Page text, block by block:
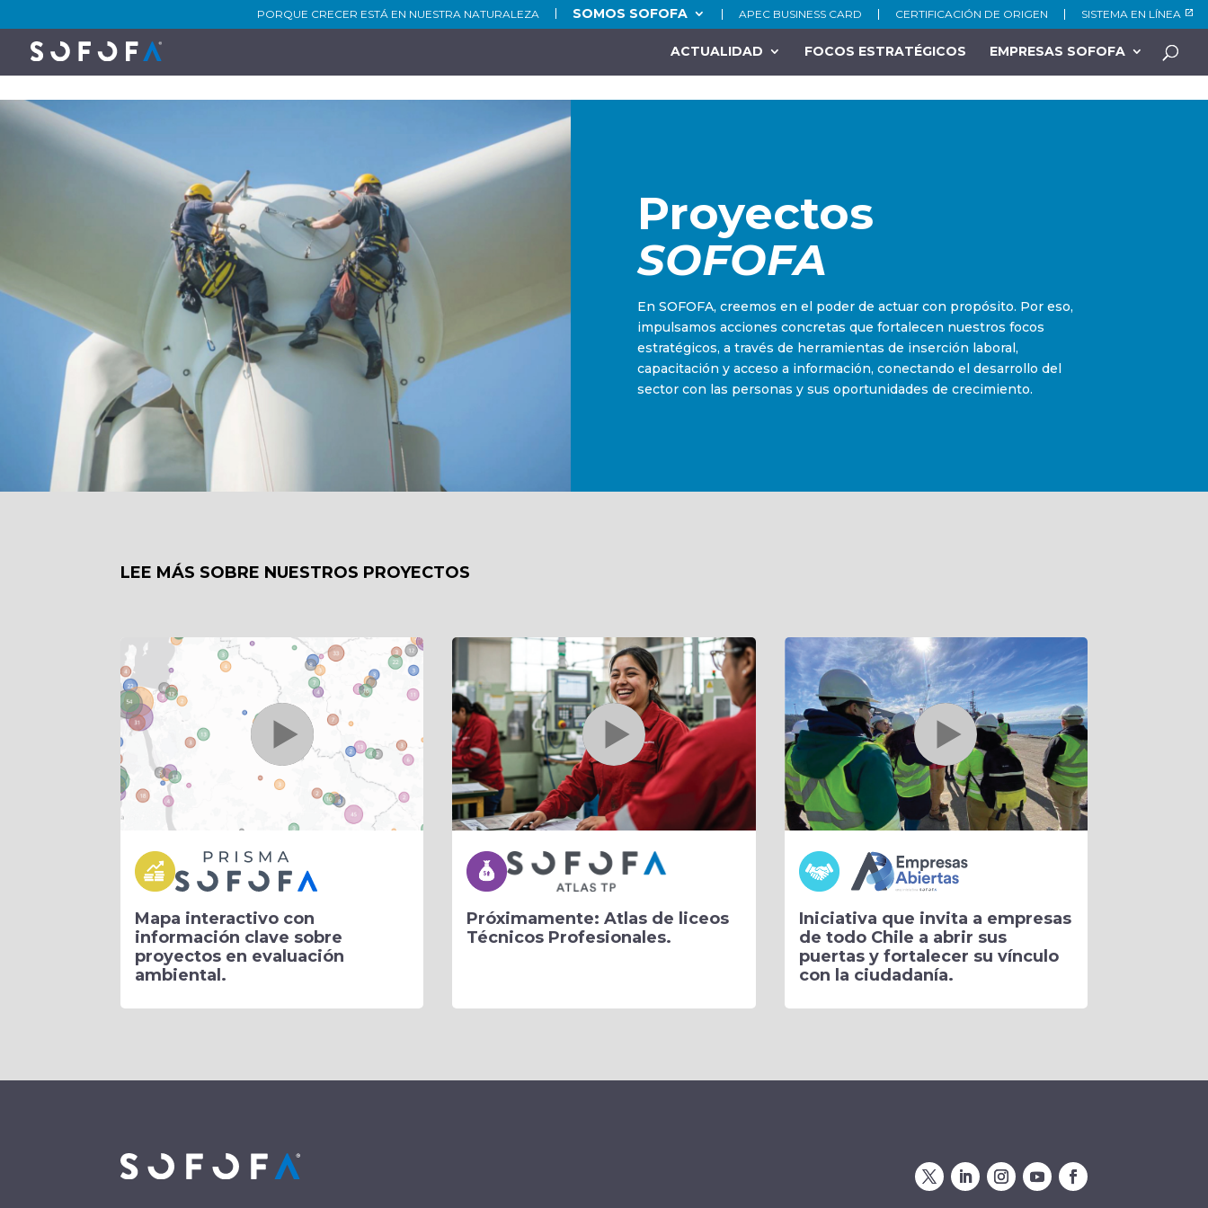
PORQUE CRECER ESTÁ EN NUESTRA NATURALEZA SOMOS SOFOFA APEC BUSINESS CARD CERTIFICACIÓN DE ORIGEN SISTEMA EN LÍNEA
ACTUALIDAD FOCOS ESTRATÉGICOS EMPRESAS SOFOFA
Proyectos
SOFOFA
En SOFOFA, creemos en el poder de actuar con propósito. Por eso,
impulsamos acciones concretas que fortalecen nuestros focos
estratégicos, a través de herramientas de inserción laboral,
capacitación y acceso a información, conectando el desarrollo del
sector con las personas y sus oportunidades de crecimiento.
LEE MÁS SOBRE NUESTROS PROYECTOS
Mapa interactivo con
información clave sobre
proyectos en evaluación
ambiental.
Próximamente: Atlas de liceos
Técnicos Profesionales.
Iniciativa que invita a empresas
de todo Chile a abrir sus
puertas y fortalecer su vínculo
con la ciudadanía.